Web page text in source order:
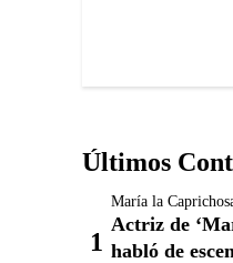
Últimos
María la
Actriz de
habló de